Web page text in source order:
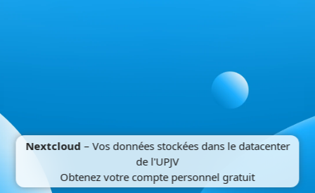
Nextcloud – Vos données stockées dans le datacenter
de l'UPJV
Obtenez votre compte personnel gratuit